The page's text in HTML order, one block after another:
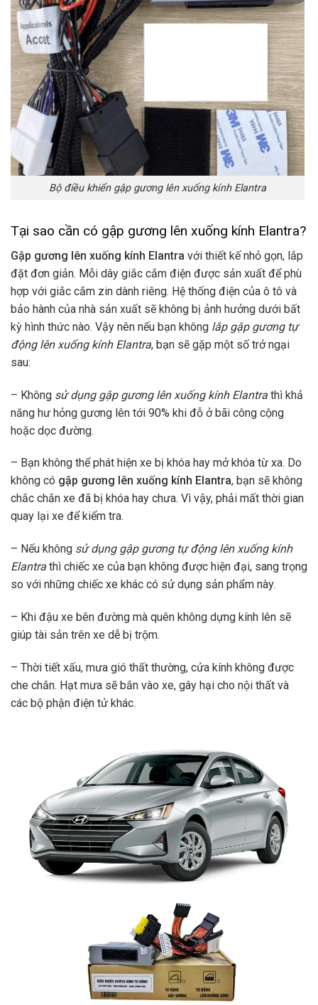
Bộ điều khiển gập gương lên xuống kính Elantra
Tại sao cần có gập gương lên xuống kính Elantra?
Gập gương lên xuống kính Elantra với thiết kế nhỏ gọn, lắp
đặt đơn giản. Mỗi dây giắc cắm điện được sản xuất để phù
hợp với giắc cắm zin dành riêng. Hệ thống điện của ô tô và
bảo hành của nhà sản xuất sẽ không bị ảnh hưởng dưới bất
kỳ hình thức nào. Vậy nên nếu bạn không lắp gập gương tự
động lên xuống kính Elantra, bạn sẽ gặp một số trở ngại
sau:
– Không sử dụng gập gương lên xuống kính Elantra thì khả
năng hư hỏng gương lên tới 90% khi đỗ ở bãi công cộng
hoặc dọc đường.
– Bạn không thể phát hiện xe bị khóa hay mở khóa từ xa. Do
không có gập gương lên xuống kính Elantra, bạn sẽ không
chắc chắn xe đã bị khóa hay chưa. Vì vậy, phải mất thời gian
quay lại xe để kiểm tra.
– Nếu không sử dụng gập gương tự động lên xuống kính
Elantra thì chiếc xe của bạn không được hiện đại, sang trọng
so với những chiếc xe khác có sử dụng sản phẩm này.
– Khi đậu xe bên đường mà quên không dựng kính lên sẽ
giúp tài sản trên xe dễ bị trộm.
– Thời tiết xấu, mưa gió thất thường, cửa kính không được
che chắn. Hạt mưa sẽ bắn vào xe, gây hại cho nội thất và
các bộ phận điện tử khác.